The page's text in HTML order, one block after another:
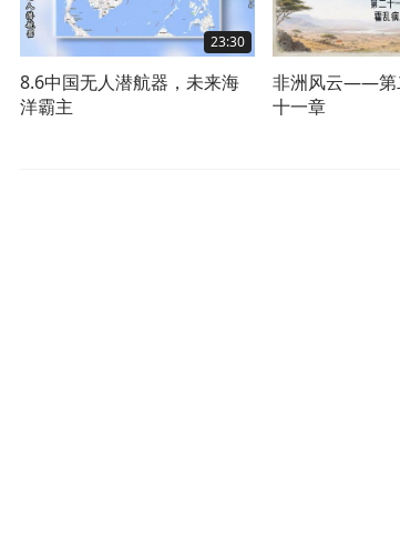
23:30
8.6中国无人潜航器，未来海
洋霸主
非洲风云——第
十一章